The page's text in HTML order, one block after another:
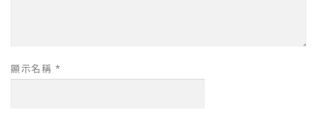
顯示名稱 *